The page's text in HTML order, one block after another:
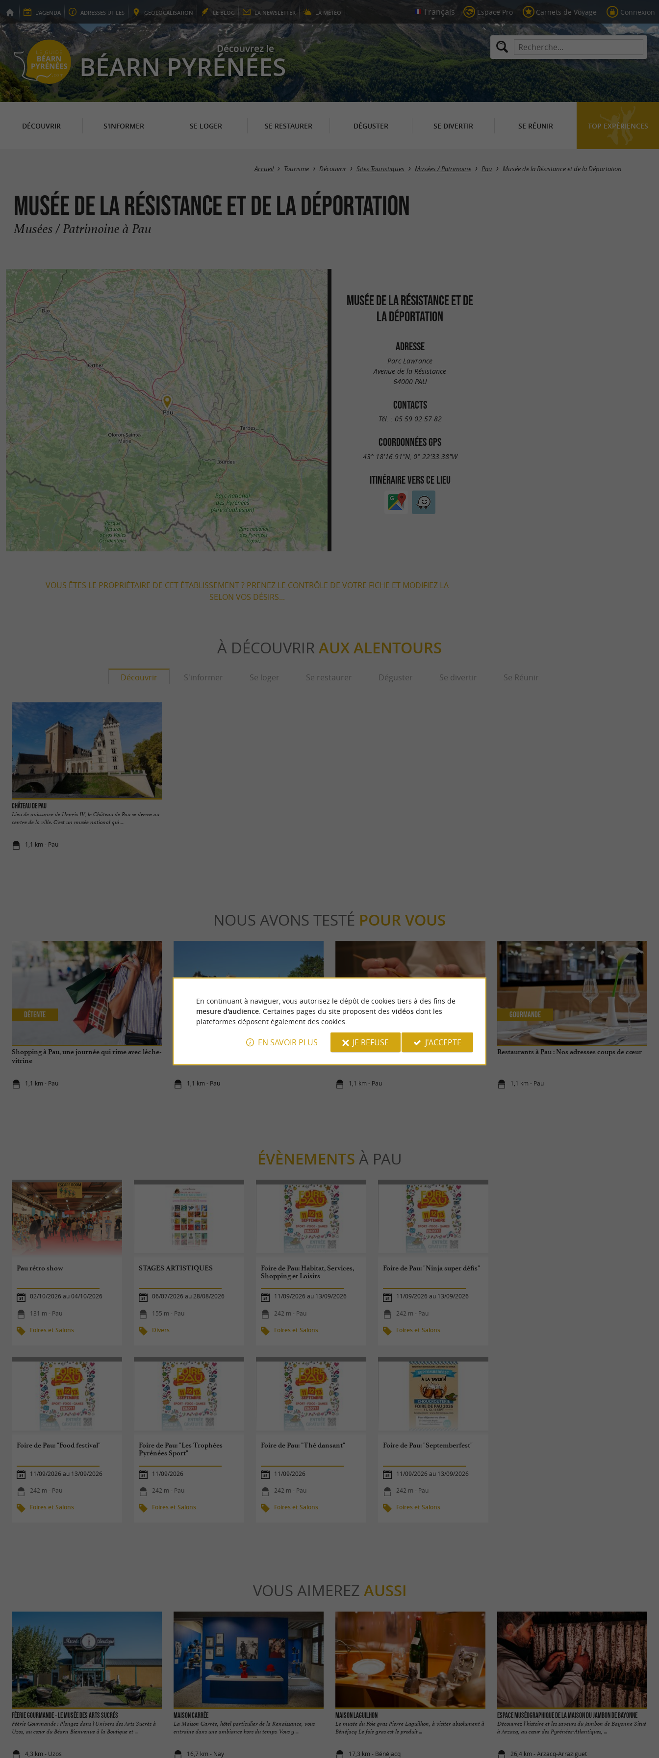
L'AGENDA ADRESSES UTILES GEOLOCALISATION LE BLOG LA NEWSLETTER LA MÉTÉO Espace Pro Carnets de Voyage Connexion
Découvrez le
BÉARN PYRÉNÉES
DÉCOUVRIR S'INFORMER SE LOGER SE RESTAURER DÉGUSTER SE DIVERTIR SE RÉUNIR TOP EXPÉRIENCES
Accueil Tourisme Découvrir Sites Touristiques Musées / Patrimoine Pau Musée de la Résistance et de la Déportation
Musée de la Résistance et de la Déportation
Musées / Patrimoine à Pau
MUSÉE DE LA RÉSISTANCE ET DE
LA DÉPORTATION
ADRESSE
Parc Lawrance
Avenue de la Résistance
64000 PAU
CONTACTS
Tél. : 05 59 02 57 82
COORDONNÉES GPS
43° 18'16.91"N, 0° 22'33.38"W
ITINÉRAIRE VERS CE LIEU
VOUS ÊTES LE PROPRIÉTAIRE DE CET ÉTABLISSEMENT ? PRENEZ LE CONTRÔLE DE VOTRE FICHE ET MODIFIEZ LA
SELON VOS DÉSIRS...
À DÉCOUVRIR AUX ALENTOURS
Découvrir S'informer Se loger Se restaurer Déguster Se divertir Se Réunir
Château de Pau
Lieu de naissance de Henris IV, le Château de Pau se dresse au
centre de la ville. C'est un musée national qui ...
1,1 km - Pau
NOUS AVONS TESTÉ POUR VOUS
Shopping à Pau, une journée qui rime avec lèche-
vitrine
1,1 km - Pau
Détente
1,1 km - Pau
Séjours / Weekend
Les restaurants inscrits au Guide Michelin à Pau
1,1 km - Pau
Gourmande
Restaurants à Pau : Nos adresses coups de cœur
1,1 km - Pau
Gourmande
ÉVÈNEMENTS À PAU
Pau rétro show
02/10/2026 au 04/10/2026
131 m - Pau
Foires et Salons
STAGES ARTISTIQUES
06/07/2026 au 28/08/2026
155 m - Pau
Divers
Foire de Pau: Habitat, Services,
Shopping et Loisirs
11/09/2026 au 13/09/2026
242 m - Pau
Foires et Salons
Foire de Pau: "Ninja super défis"
11/09/2026 au 13/09/2026
242 m - Pau
Foires et Salons
Foire de Pau: "Food festival"
11/09/2026 au 13/09/2026
242 m - Pau
Foires et Salons
Foire de Pau: "Les Trophées
Pyrénées Sport"
11/09/2026
242 m - Pau
Foires et Salons
Foire de Pau: "Thé dansant"
11/09/2026
242 m - Pau
Foires et Salons
Foire de Pau: "Septemberfest"
11/09/2026 au 13/09/2026
242 m - Pau
Foires et Salons
VOUS AIMEREZ AUSSI
Féerie Gourmande - Le Musée des Arts sucrés
Féérie Gourmande : Plongez dans l'Univers des Arts Sucrés à
Uzos, au cœur du Béarn Bienvenue à la Boutique et ...
4,3 km - Uzos
Maison Carrée
La Maison Carrée, hôtel particulier de la Renaissance, vous
entraine dans une ambiance hors du temps. Vous y ...
16,7 km - Nay
Maison LAGUILHON
Le musée du Foie gras Pierre Laguilhon, à visiter absolument à
Bénéjacq Le foie gras est le produit ...
17,3 km - Bénéjacq
Espace muséographique de la Maison du Jambon de Bayonne
Découvrez l’histoire et les saveurs du Jambon de Bayonne Situé
à Arzacq, au cœur des Pyrénées-Atlantiques, ...
26,4 km - Arzacq-Arraziguet
En continuant à naviguer, vous autorisez le dépôt de cookies tiers à des fins de
mesure d'audience. Certaines pages du site proposent des vidéosdont les
plateformes déposent également des cookies.
EN SAVOIR PLUS JE REFUSE J'ACCEPTE